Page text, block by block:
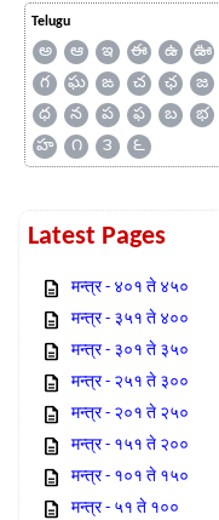
Telugu
అ ఆ ఇ ఈ ఉ ఊ
గ
ఘ ఙ చ ఛ జ
ధ
న ప ఫ బ భ
హ
౧ ౩ ౬
Latest Pages
मन्त्र - ४०१ ते ४५०
मन्त्र - ३५१ ते ४००
मन्त्र - ३०१ ते ३५०
मन्त्र - २५१ ते ३००
मन्त्र - २०१ ते २५०
मन्त्र - १५१ ते २००
मन्त्र - १०१ ते १५०
मन्त्र - ५१ ते १००